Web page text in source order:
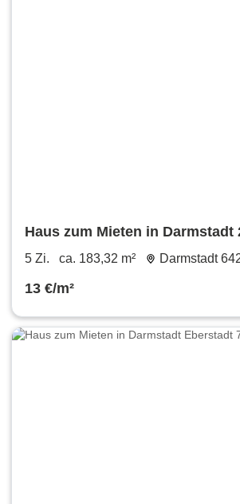
Haus zum Mieten in Darmstadt
183.32 m²
5 Zi. ca. 183,32 m² Darmstadt
13 €/m²